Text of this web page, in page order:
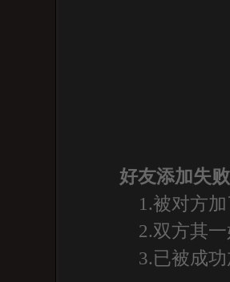
好友添加失
1.被对方加
2.双方其一
3.已被成功